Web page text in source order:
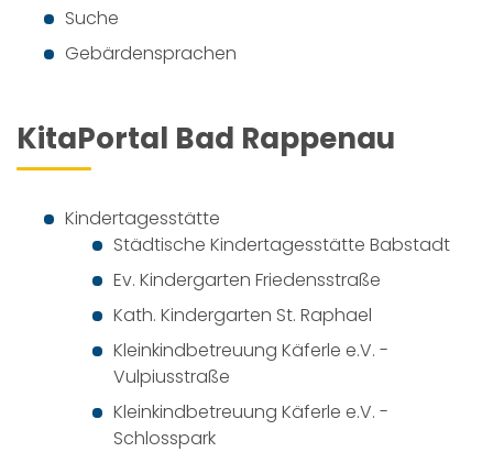
Suche
Gebärdensprachen
KitaPortal Bad Rappenau
Kindertagesstätte
Städtische Kindertagesstätte Babstadt
Ev. Kindergarten Friedensstraße
Kath. Kindergarten St. Raphael
Kleinkindbetreuung Käferle e.V. -
Vulpiusstraße
Kleinkindbetreuung Käferle e.V. -
Schlosspark